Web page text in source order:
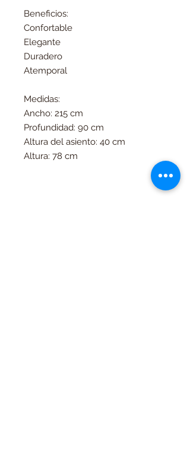
Beneficios:
Confortable
Elegante
Duradero
Atemporal
Medidas:
Ancho: 215 cm
Profundidad: 90 cm
Altura del asiento: 40 cm
Altura: 78 cm